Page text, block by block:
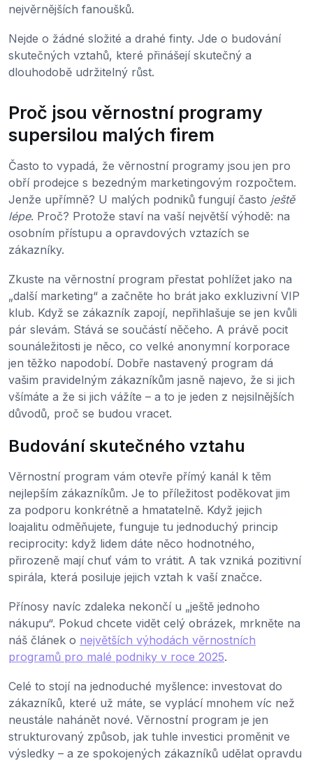
nejvěrnějších fanoušků.
Nejde o žádné složité a drahé finty. Jde o budování
skutečných vztahů, které přinášejí skutečný a
dlouhodobě udržitelný růst.
Proč jsou věrnostní programy
supersilou malých firem
Často to vypadá, že věrnostní programy jsou jen pro
obří prodejce s bezedným marketingovým rozpočtem.
Jenže upřímně? U malých podniků fungují často ještě
lépe. Proč? Protože staví na vaší největší výhodě: na
osobním přístupu a opravdových vztazích se
zákazníky.
Zkuste na věrnostní program přestat pohlížet jako na
„další marketing“ a začněte ho brát jako exkluzivní VIP
klub. Když se zákazník zapojí, nepřihlašuje se jen kvůli
pár slevám. Stává se součástí něčeho. A právě pocit
sounáležitosti je něco, co velké anonymní korporace
jen těžko napodobí. Dobře nastavený program dá
vašim pravidelným zákazníkům jasně najevo, že si jich
všímáte a že si jich vážíte – a to je jeden z nejsilnějších
důvodů, proč se budou vracet.
Budování skutečného vztahu
Věrnostní program vám otevře přímý kanál k těm
nejlepším zákazníkům. Je to příležitost poděkovat jim
za podporu konkrétně a hmatatelně. Když jejich
loajalitu odměňujete, funguje tu jednoduchý princip
reciprocity: když lidem dáte něco hodnotného,
přirozeně mají chuť vám to vrátit. A tak vzniká pozitivní
spirála, která posiluje jejich vztah k vaší značce.
Přínosy navíc zdaleka nekončí u „ještě jednoho
nákupu“. Pokud chcete vidět celý obrázek, mrkněte na
náš článek o největších výhodách věrnostních
programů pro malé podniky v roce 2025.
Celé to stojí na jednoduché myšlence: investovat do
zákazníků, které už máte, se vyplácí mnohem víc než
neustále nahánět nové. Věrnostní program je jen
strukturovaný způsob, jak tuhle investici proměnit ve
výsledky – a ze spokojených zákazníků udělat opravdu